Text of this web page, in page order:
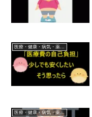
医療・健康・病気・薬・サプリメント
医療・健康・病気・薬・サプリメント